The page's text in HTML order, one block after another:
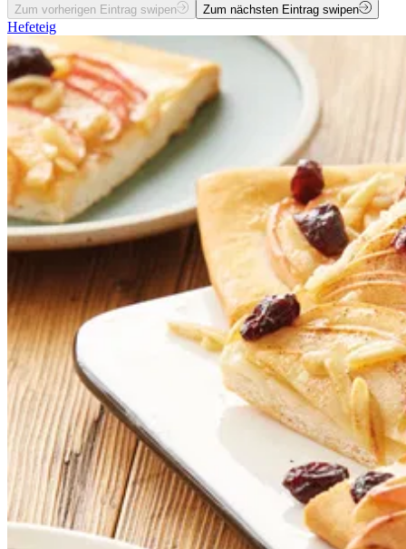
Zum vorherigen Eintrag swipen Zum nächsten Eintrag swipen
Hefeteig